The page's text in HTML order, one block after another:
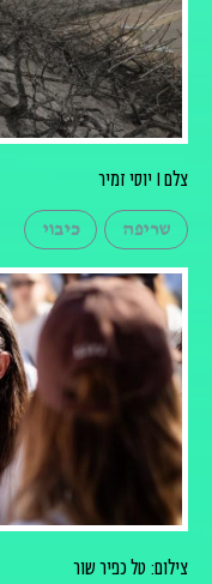
צלם I יוסי זמיר
שריפה כיבוי
צילום: טל כפיר שור